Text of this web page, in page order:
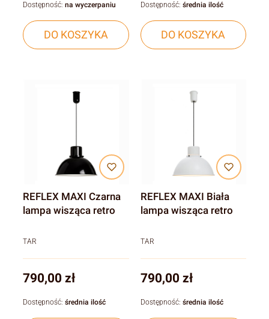
DO KOSZYKA
Dostępność: na wyczerpaniu
DO KOSZYKA
Dostępność: średnia ilość
REFLEX MAXI Czarna
lampa wisząca retro
TAR
Cena
790,00 zł
Dostępność: średnia ilość
REFLEX MAXI Biała
lampa wisząca retro
TAR
Cena
790,00 zł
Dostępność: średnia ilość